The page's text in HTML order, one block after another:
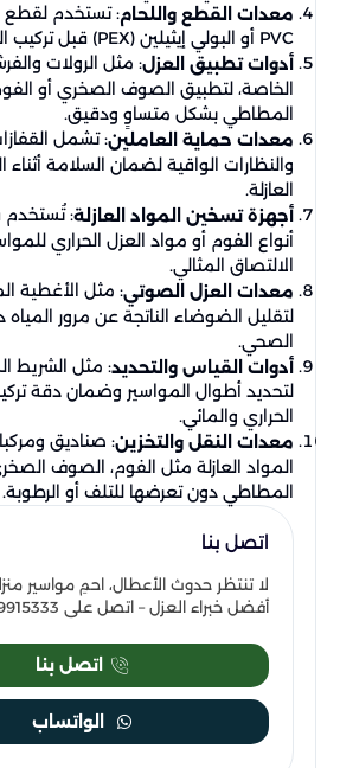
معدات القطع واللحام: تستخدم لقطع
PVC أو البولي إيثيلين (PEX) قبل تركيب العزل.
أدوات تطبيق العزل: مثل الرولات
الخاصة، لتطبيق الصوف الصخري أو
المطاطي بشكل متساوٍ ودقيق.
معدات حماية العاملين: تشمل
والنظارات الواقية لضمان السلامة
العازلة.
أجهزة تسخين المواد العازلة:
أنواع الفوم أو مواد العزل الحراري
الالتصاق المثالي.
معدات العزل الصوتي: مثل الأغطية
لتقليل الضوضاء الناتجة عن مرور المياه
الصحي.
أدوات القياس والتحديد: مثل الشريط
لتحديد أطوال المواسير وضمان دقة
الحراري والمائي.
معدات النقل والتخزين: صناديق
المواد العازلة مثل الفوم، الصوف
المطاطي دون تعرضها للتلف أو الرطوبة.
اتصل بنا
لا تنتظر حدوث الأعطال، احمِ مواسير
أفضل خبراء العزل – اتصل على 0559915333.
اتصل بنا
الواتساب